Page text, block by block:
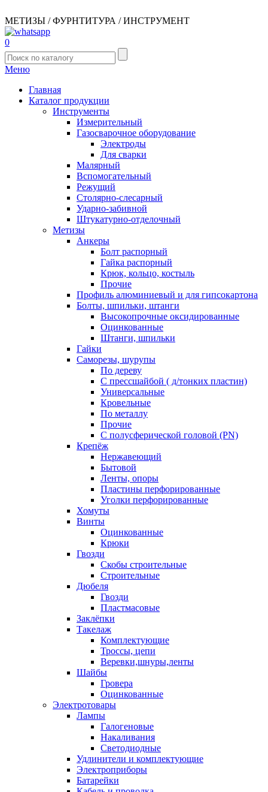
МЕТИЗЫ / ФУРНТИТУРА / ИНСТРУМЕНТ
0
Меню
Главная
Каталог продукции
Инструменты
Измерительный
Газосварочное оборудование
Электроды
Для сварки
Малярный
Вспомогательный
Режущий
Столярно-слесарный
Ударно-забивной
Штукатурно-отделочный
Метизы
Анкеры
Болт распорный
Гайка распорный
Крюк, кольцо, костыль
Прочие
Профиль алюминиевый и для гипсокартона
Болты, шпильки, штанги
Высокопрочные оксидированные
Оцинкованные
Штанги, шпильки
Гайки
Саморезы, шурупы
По дереву
С прессшайбой ( д/тонких пластин)
Универсальные
Кровельные
По металлу
Прочие
С полусферической головой (PN)
Крепёж
Нержавеющий
Бытовой
Ленты, опоры
Пластины перфорированные
Уголки перфорированные
Хомуты
Винты
Оцинкованные
Крюки
Гвозди
Скобы строительные
Строительные
Дюбеля
Гвозди
Пластмасовые
Заклёпки
Такелаж
Комплектующие
Троссы, цепи
Веревки,шнуры,ленты
Шайбы
Гровера
Оцинкованные
Электротовары
Лампы
Галогеновые
Накаливания
Светодиодные
Удлинители и комплектующие
Электроприборы
Батарейки